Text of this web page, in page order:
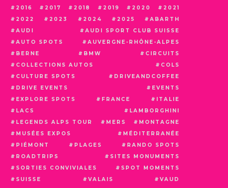
2016 2017 2018 2019 2020
2021
2022
2023 2024 2025
ABARTH
AUDI
AUDI SPORT CLUB SUISSE
AUTO SPOTS
AUVERGNE-RHÔNE-ALPES
BERNE
BMW
CIRCUITS
COLLECTIONS AUTOS
COLS
CULTURE SPOTS
DRIVEANDCOFFEE
DRIVE EVENTS
EVENTS
EXPLORE SPOTS
FRANCE
ITALIE
LACS
LAMBORGHINI
LEGENDS ALPS TOUR
MERS
MONTAGNE
MUSÉES EXPOS
MÉDITERRANÉE
PIÉMONT
PLAGES
RANDO SPOTS
ROADTRIPS
SITES MONUMENTS
SORTIES CONVIVIALES
SPOT MOMENTS
SUISSE
VALAIS
VAUD